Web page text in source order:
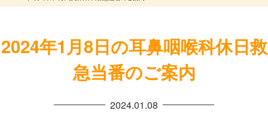
2024年1月8日の耳鼻咽喉科休日救
急当番のご案内
2024.01.08